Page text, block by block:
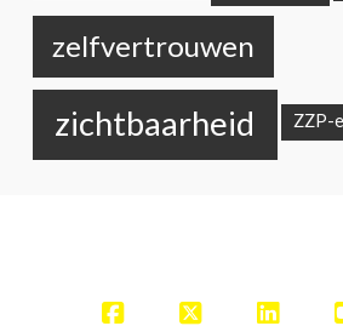
zelfvertrouwen
zichtbaarheid ZZP-